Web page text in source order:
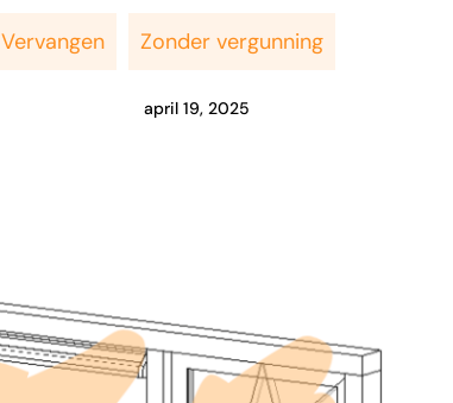
Vervangen Zonder vergunning
april 19, 2025